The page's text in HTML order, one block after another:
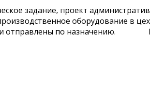
задание, проект
оборудование в
и отправлены по назначению.